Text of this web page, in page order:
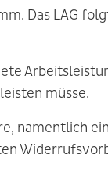
Das LAG
müsse.
namentlich